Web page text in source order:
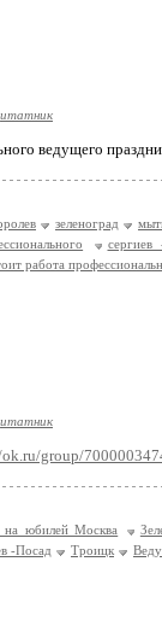
ведущего
зеленоград
сергиев
работа
group/
юбилей Москва
-Посад Троицк